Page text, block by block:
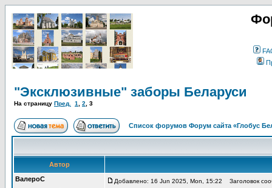
"Эксклюзивные" заборы Беларуси
На страницу Пред. 1 2 3
Список форумов Форум сайта «Глобус
Автор
ВалероС
Добавлено: 16 Jun 2025, Mon, 15:22 Заголовок